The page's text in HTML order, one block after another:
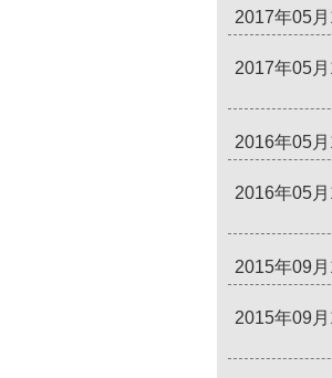
2017年05
2017年05
2016年05
2016年05
2015年09
2015年09